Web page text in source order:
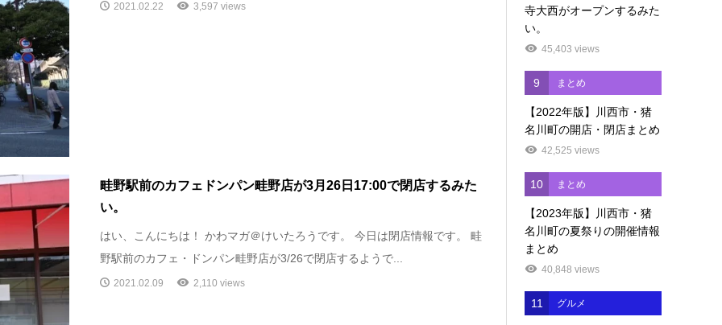
2021.02.22 3,597 views
畦野駅前のカフェドンパン畦野店が3月26日17:00で閉店するみた
い。
はい、こんにちは！ かわマガ＠けいたろうです。 今日は閉店情報です。 畦
野駅前のカフェ・ドンパン畦野店が3/26で閉店するようで...
2021.02.09 2,110 views
寺大西がオープンするみた
い。
45,403 views
9 まとめ
【2022年版】川西市・猪
名川町の開店・閉店まとめ
42,525 views
10 まとめ
【2023年版】川西市・猪
名川町の夏祭りの開催情報
まとめ
40,848 views
11 グルメ